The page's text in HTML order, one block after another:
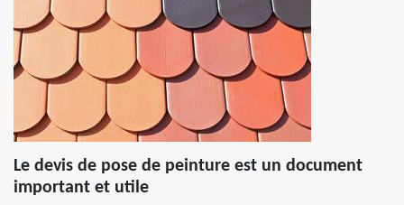
Le devis de pose de peinture est un document
important et utile